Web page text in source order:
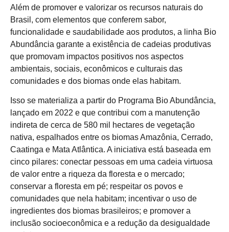
Além de promover e valorizar os recursos naturais do
Brasil, com elementos que conferem sabor,
funcionalidade e saudabilidade aos produtos, a linha Bio
Abundância garante a existência de cadeias produtivas
que promovam impactos positivos nos aspectos
ambientais, sociais, econômicos e culturais das
comunidades e dos biomas onde elas habitam.
Isso se materializa a partir do Programa Bio Abundância,
lançado em 2022 e que contribui com a manutenção
indireta de cerca de 580 mil hectares de vegetação
nativa, espalhados entre os biomas Amazônia, Cerrado,
Caatinga e Mata Atlântica. A iniciativa está baseada em
cinco pilares: conectar pessoas em uma cadeia virtuosa
de valor entre a riqueza da floresta e o mercado;
conservar a floresta em pé; respeitar os povos e
comunidades que nela habitam; incentivar o uso de
ingredientes dos biomas brasileiros; e promover a
inclusão socioeconômica e a redução da desigualdade